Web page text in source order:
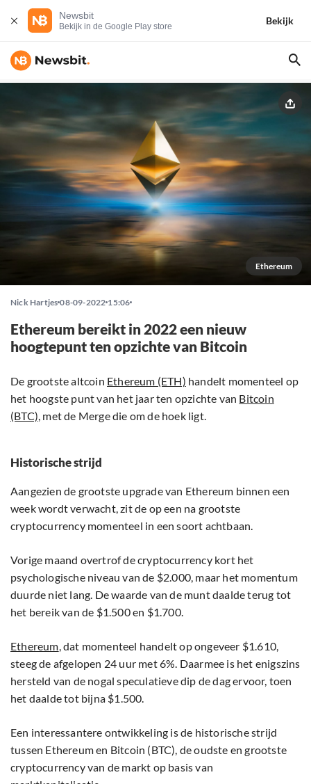
Newsbit
Bekijk in de Google Play store
Bekijk
Ethereum
Nick Hartjes 08-09-2022 15:06
Ethereum bereikt in 2022 een nieuw
hoogtepunt ten opzichte van Bitcoin
De grootste altcoin Ethereum (ETH) handelt momenteel op
het hoogste punt van het jaar ten opzichte van Bitcoin
(BTC), met de Merge die om de hoek ligt.
Historische strijd
Aangezien de grootste upgrade van Ethereum binnen een
week wordt verwacht, zit de op een na grootste
cryptocurrency momenteel in een soort achtbaan.
Vorige maand overtrof de cryptocurrency kort het
psychologische niveau van de $2.000, maar het momentum
duurde niet lang. De waarde van de munt daalde terug tot
het bereik van de $1.500 en $1.700.
Ethereum, dat momenteel handelt op ongeveer $1.610,
steeg de afgelopen 24 uur met 6%. Daarmee is het enigszins
hersteld van de nogal speculatieve dip de dag ervoor, toen
het daalde tot bijna $1.500.
Een interessantere ontwikkeling is de historische strijd
tussen Ethereum en Bitcoin (BTC), de oudste en grootste
cryptocurrency van de markt op basis van